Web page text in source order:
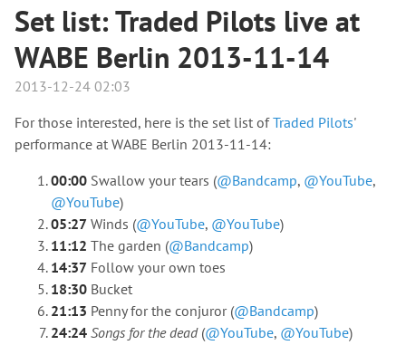
Set list: Traded Pilots live at
WABE Berlin 2013-11-14
2013-12-24 02:03
For those interested, here is the set list ofTraded Pilots'
performance at WABE Berlin 2013-11-14:
00:00 Swallow your tears (@Bandcamp, @YouTube,
@YouTube)
05:27 Winds (@YouTube, @YouTube)
11:12 The garden (@Bandcamp)
14:37 Follow your own toes
18:30 Bucket
21:13 Penny for the conjuror (@Bandcamp)
24:24 Songs for the dead(@YouTube, @YouTube)